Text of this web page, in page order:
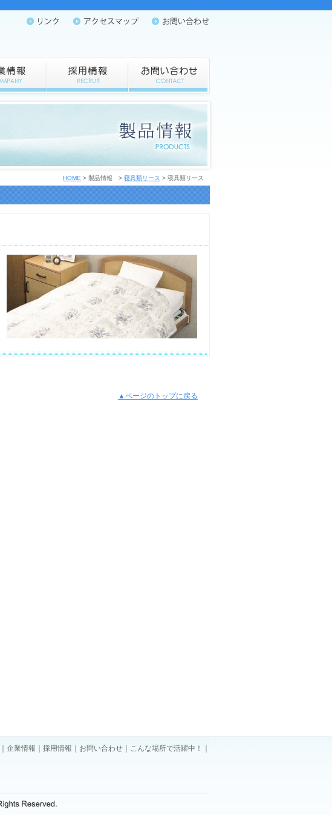
HOME > 製品情報 > 寝具類リース > 寝具類リース
▲ページのトップに戻る
企業情報 採用情報 お問い合わせ こんな場所で活躍中！